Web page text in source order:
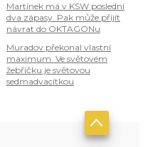
Martínek má v KSW poslední
dva zápasy. Pak může přijít
návrat do OKTAGONu
Muradov překonal vlastní
maximum. Ve světovém
žebříčku je světovou
sedmadvacítkou